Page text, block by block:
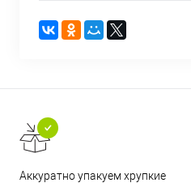
Аккуратно упакуем хрупкие